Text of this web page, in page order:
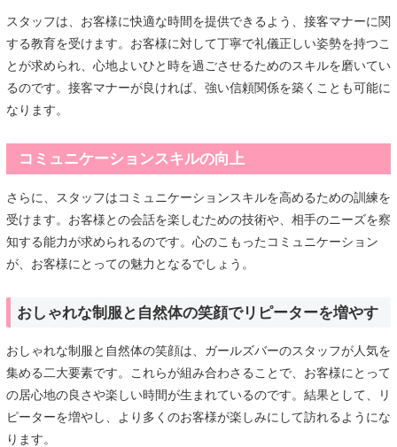
スタッフは、お客様に快適な時間を提供できるよう、接客マナーに関
する教育を受けます。お客様に対して丁寧で礼儀正しい姿勢を持つこ
とが求められ、心地よいひと時を過ごさせるためのスキルを磨いてい
るのです。接客マナーが良ければ、強い信頼関係を築くことも可能に
なります。
コミュニケーションスキルの向上
さらに、スタッフはコミュニケーションスキルを高めるための訓練を
受けます。お客様との会話を楽しむための技術や、相手のニーズを察
知する能力が求められるのです。心のこもったコミュニケーション
が、お客様にとっての魅力となるでしょう。
おしゃれな制服と自然体の笑顔でリピーターを増やす
おしゃれな制服と自然体の笑顔は、ガールズバーのスタッフが人気を
集める二大要素です。これらが組み合わさることで、お客様にとって
の居心地の良さや楽しい時間が生まれているのです。結果として、リ
ピーターを増やし、より多くのお客様が楽しみにして訪れるようにな
ります。